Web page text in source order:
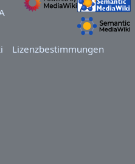
Lizenzbestimmungen